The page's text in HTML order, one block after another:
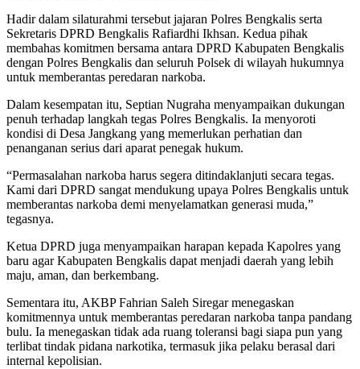
Hadir dalam silaturahmi tersebut jajaran Polres Bengkalis serta
Sekretaris DPRD Bengkalis Rafiardhi Ikhsan. Kedua pihak
membahas komitmen bersama antara DPRD Kabupaten Bengkalis
dengan Polres Bengkalis dan seluruh Polsek di wilayah hukumnya
untuk memberantas peredaran narkoba.
Dalam kesempatan itu, Septian Nugraha menyampaikan dukungan
penuh terhadap langkah tegas Polres Bengkalis. Ia menyoroti
kondisi di Desa Jangkang yang memerlukan perhatian dan
penanganan serius dari aparat penegak hukum.
“Permasalahan narkoba harus segera ditindaklanjuti secara tegas.
Kami dari DPRD sangat mendukung upaya Polres Bengkalis untuk
memberantas narkoba demi menyelamatkan generasi muda,”
tegasnya.
Ketua DPRD juga menyampaikan harapan kepada Kapolres yang
baru agar Kabupaten Bengkalis dapat menjadi daerah yang lebih
maju, aman, dan berkembang.
Sementara itu, AKBP Fahrian Saleh Siregar menegaskan
komitmennya untuk memberantas peredaran narkoba tanpa pandang
bulu. Ia menegaskan tidak ada ruang toleransi bagi siapa pun yang
terlibat tindak pidana narkotika, termasuk jika pelaku berasal dari
internal kepolisian.